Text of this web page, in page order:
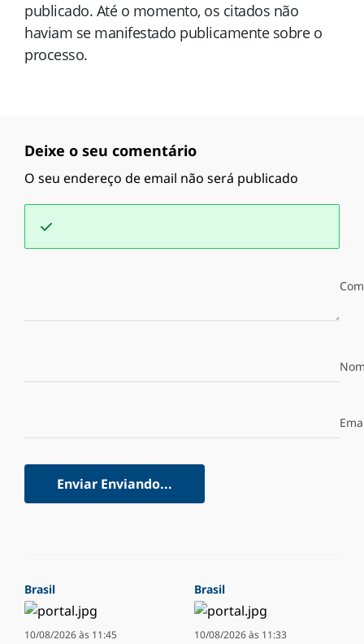
publicado. Até o momento, os citados não
haviam se manifestado publicamente sobre o
processo.
Deixe o seu comentário
O seu endereço de email não será publicado
Enviar Enviando...
Brasil
10/08/2026 às 11:45
Brasil
10/08/2026 às 11:33